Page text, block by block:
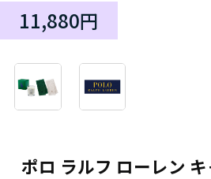
ポロ ラルフ ローレン
11,880円